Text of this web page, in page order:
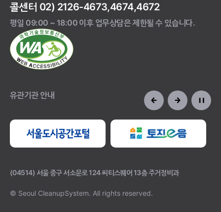
콜센터 02) 2126-4673,4674,4672
평일 09:00 ~ 18:00 이후 업무상담은 제한될 수 있습니다.
유관기관 안내
(04514) 서울 중구 서소문로 124 씨티스퀘어 13층 주거정비과
© Seoul CleanupSystem. All rights reserved.